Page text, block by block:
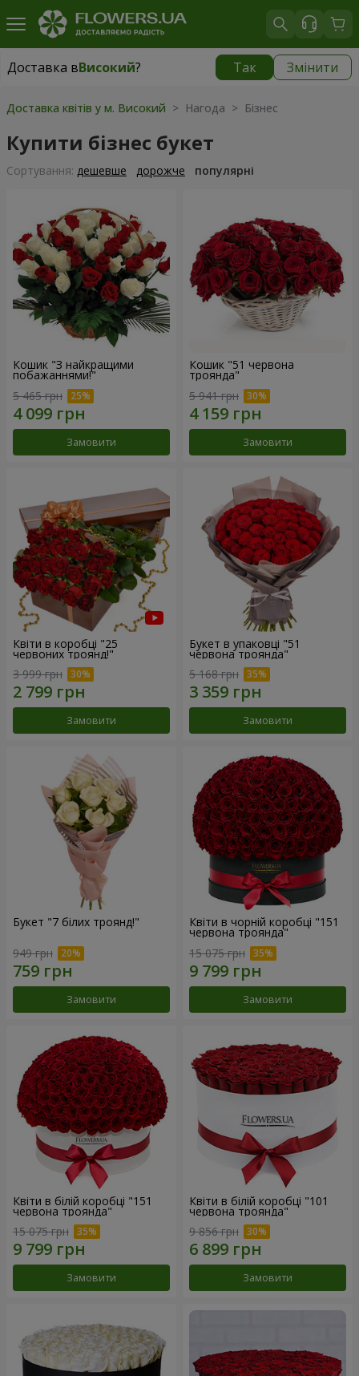
Доставка вВисокий? Так Змінити
Доставка вВисокий|
Доставка квітів у м. Високий > Нагода > Бізнес
Купити бізнес букет
Сортування: дешевше дорожче популярні
Кошик "З найкращими
побажаннями!"
5 465 грн
Замовити
Кошик "51 червона
троянда"
5 941 грн
Замовити
Квіти в коробці "25
червоних троянд!"
3 999 грн
Замовити
Букет в упаковці "51
червона троянда"
5 168 грн
Замовити
Букет "7 білих троянд!"
949 грн
Замовити
Квіти в чорній коробці "151
червона троянда"
15 075 грн
Замовити
Квіти в білій коробці "151
червона троянда"
15 075 грн
Замовити
Квіти в білій коробці "101
червона троянда"
9 856 грн
Замовити